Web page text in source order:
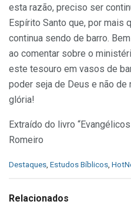
esta razão, preciso ser
Espírito Santo que, por mais
continua sendo de barro.
ao comentar sobre o
este tesouro em vasos de
poder seja de Deus e não de
glória!
Extraído do livro
Romeiro
C
e
Destaques Estudos Bíblicos
Relacionados